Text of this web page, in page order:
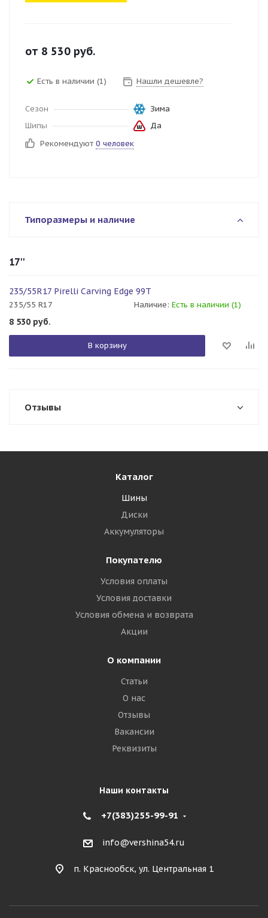
от 8 530 руб.
Есть в наличии (1) Нашли дешевле?
Сезон
Зима
Шипы
Да
Рекомендуют 0 человек
Типоразмеры и наличие
17''
235/55R17 Pirelli Carving Edge 99T
235/55 R17 Наличие: Есть в наличии (1)
8 530 руб.
В корзину
Отзывы
Каталог
Шины
Диски
Аккумуляторы
Покупателю
Условия оплаты
Условия доставки
Условия обмена и возврата
Акции
О компании
Статьи
О нас
Отзывы
Вакансии
Реквизиты
Наши контакты
+7(383)255-99-91
info@vershina54.ru
п. Краснообск, ул. Центральная 1